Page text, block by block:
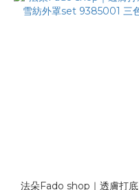
法朵Fado shop｜透膚打底